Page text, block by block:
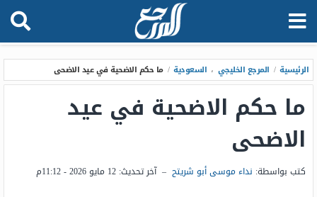
الرئيسية / المرجع الخليجي ، السعودية / ما حكم الاضحية في عيد الاضحى
ما حكم الاضحية في عيد
الاضحى
كتب بواسطة: نداء موسى أبو شريتح – آخر تحديث: 12 مايو 2026 - 11:12م